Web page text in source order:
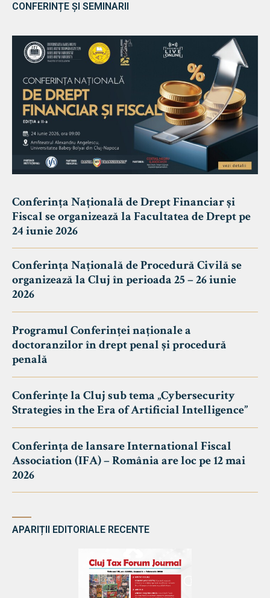
CONFERINȚE ȘI SEMINARII
Conferința Națională de Drept Financiar și
Fiscal se organizează la Facultatea de Drept pe
24 iunie 2026
Conferința Națională de Procedură Civilă se
organizează la Cluj în perioada 25 – 26 iunie
2026
Programul Conferinței naționale a
doctoranzilor în drept penal și procedură
penală
Conferințe la Cluj sub tema „Cybersecurity
Strategies in the Era of Artificial Intelligence”
Conferința de lansare International Fiscal
Association (IFA) – România are loc pe 12 mai
2026
APARIȚII EDITORIALE RECENTE